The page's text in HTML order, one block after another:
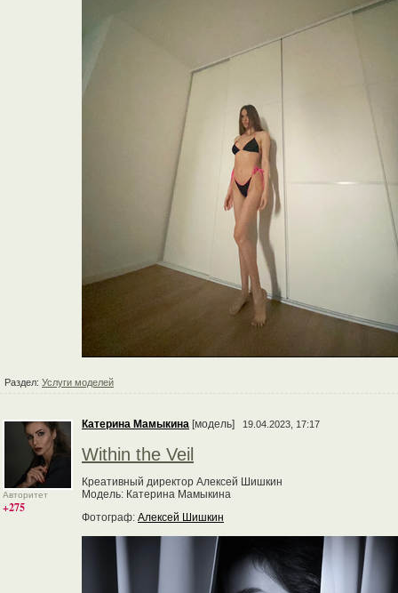
Раздел: Услуги моделей
Авторитет
+275
Катерина Мамыкина [модель] 19.04.2023, 17:17
Within the Veil
Креативный директор Алексей Шишкин
Модель: Катерина Мамыкина
Фотограф: Алексей Шишкин